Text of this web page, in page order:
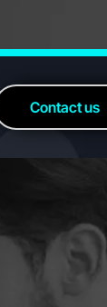
Contactus